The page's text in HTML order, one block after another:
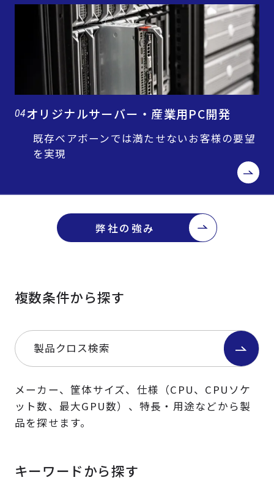
04オリジナルサーバー・産業用PC開発
既存ベアボーンでは満たせないお客様の要望
を実現
弊社の強み
複数条件から探す
製品クロス検索
メーカー、筐体サイズ、仕様（CPU、CPUソケ
ット数、最大GPU数）、特長・用途などから製
品を探せます。
キーワードから探す